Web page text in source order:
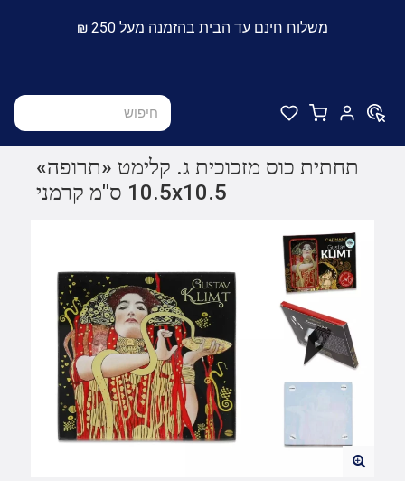
משלוח חינם עד הבית בהזמנה מעל 250 ₪
תחתית כוס מזכוכית ג. קלימט «תרופה»
10.5x10.5 ס"מ קרמני